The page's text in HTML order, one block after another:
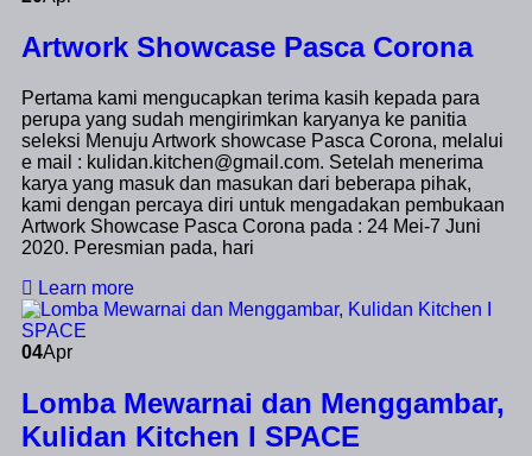
Artwork Showcase Pasca Corona
Pertama kami mengucapkan terima kasih kepada para
perupa yang sudah mengirimkan karyanya ke panitia
seleksi Menuju Artwork showcase Pasca Corona, melalui
e mail : kulidan.kitchen@gmail.com. Setelah menerima
karya yang masuk dan masukan dari beberapa pihak,
kami dengan percaya diri untuk mengadakan pembukaan
Artwork Showcase Pasca Corona pada : 24 Mei-7 Juni
2020. Peresmian pada, hari
Learn more
04Apr
Lomba Mewarnai dan Menggambar,
Kulidan Kitchen I SPACE